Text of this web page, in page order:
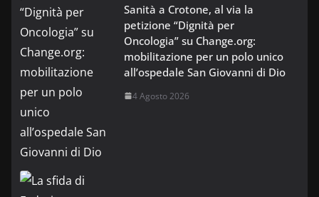
Sanità a Crotone, al via la
petizione “Dignità per
Oncologia” su Change.org:
mobilitazione per un polo unico
all’ospedale San Giovanni di Dio
4 Agosto 2026